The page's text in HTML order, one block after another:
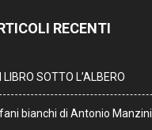
RECENTI
LIBRO SOTTO L’ALBERO
bianchi di Antonio Manzini